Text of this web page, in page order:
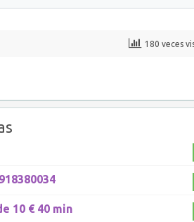
180 veces
10 € 40 min